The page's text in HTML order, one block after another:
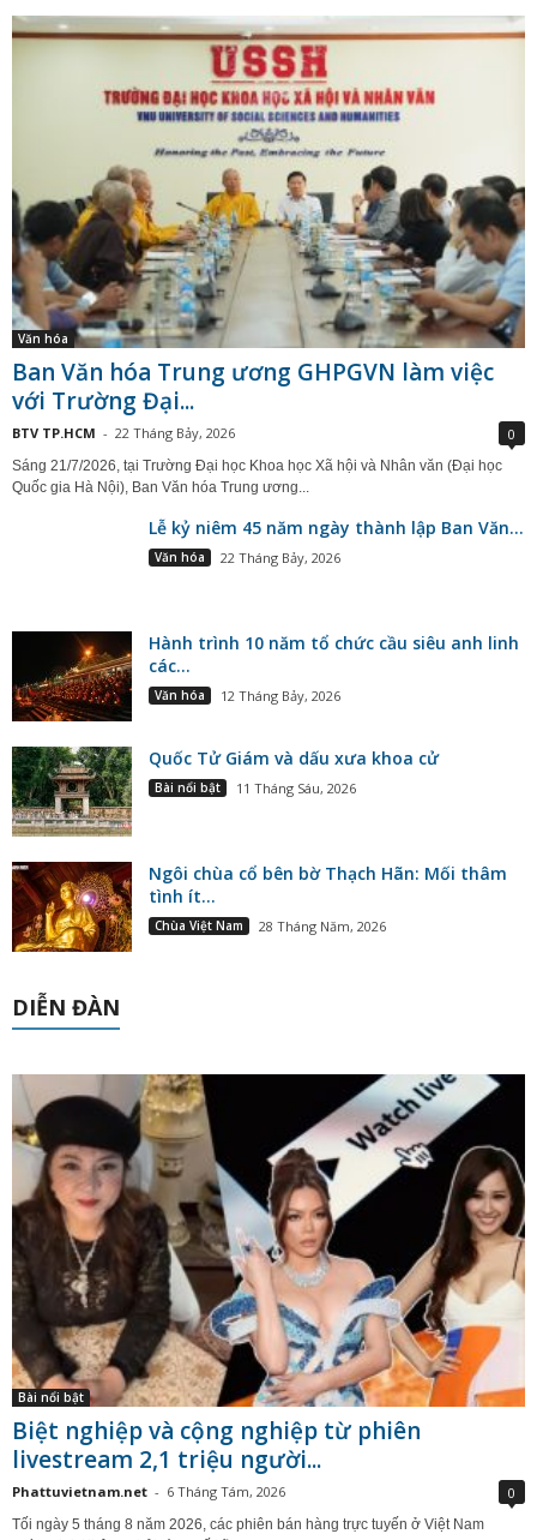
Văn hóa
Ban Văn hóa Trung ương GHPGVN làm việc
với Trường Đại...
BTV TP.HCM - 22 Tháng Bảy, 2026 0
Sáng 21/7/2026, tại Trường Đại học Khoa học Xã hội và Nhân văn (Đại học
Quốc gia Hà Nội), Ban Văn hóa Trung ương...
Lễ kỷ niêm 45 năm ngày thành lập Ban Văn...
Văn hóa 22 Tháng Bảy, 2026
Hành trình 10 năm tổ chức cầu siêu anh linh
các...
Văn hóa 12 Tháng Bảy, 2026
Quốc Tử Giám và dấu xưa khoa cử
Bài nổi bật 11 Tháng Sáu, 2026
Ngôi chùa cổ bên bờ Thạch Hãn: Mối thâm
tình ít...
Chùa Việt Nam 28 Tháng Năm, 2026
DIỄN ĐÀN
Bài nổi bật
Biệt nghiệp và cộng nghiệp từ phiên
livestream 2,1 triệu người...
Phattuvietnam.net - 6 Tháng Tám, 2026 0
Tối ngày 5 tháng 8 năm 2026, các phiên bán hàng trực tuyến ở Việt Nam